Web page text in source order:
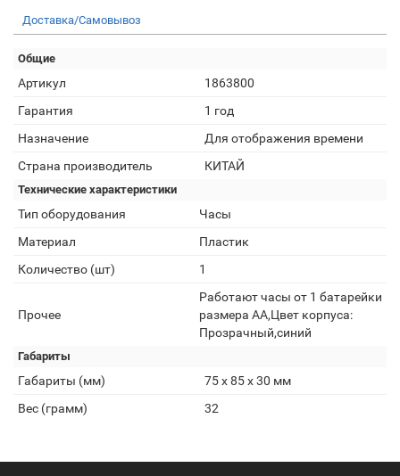
Доставка/Самовывоз
Общие
Артикул
1863800
Гарантия
1 год
Назначение
Для отображения времени
Страна производитель
КИТАЙ
Технические характеристики
Тип оборудования
Часы
Материал
Пластик
Количество (шт)
1
Прочее
Работают часы от 1 батарейки
размера AA,Цвет корпуса:
Прозрачный,синий
Габариты
Габариты (мм)
75 х 85 х 30 мм
Вес (грамм)
32